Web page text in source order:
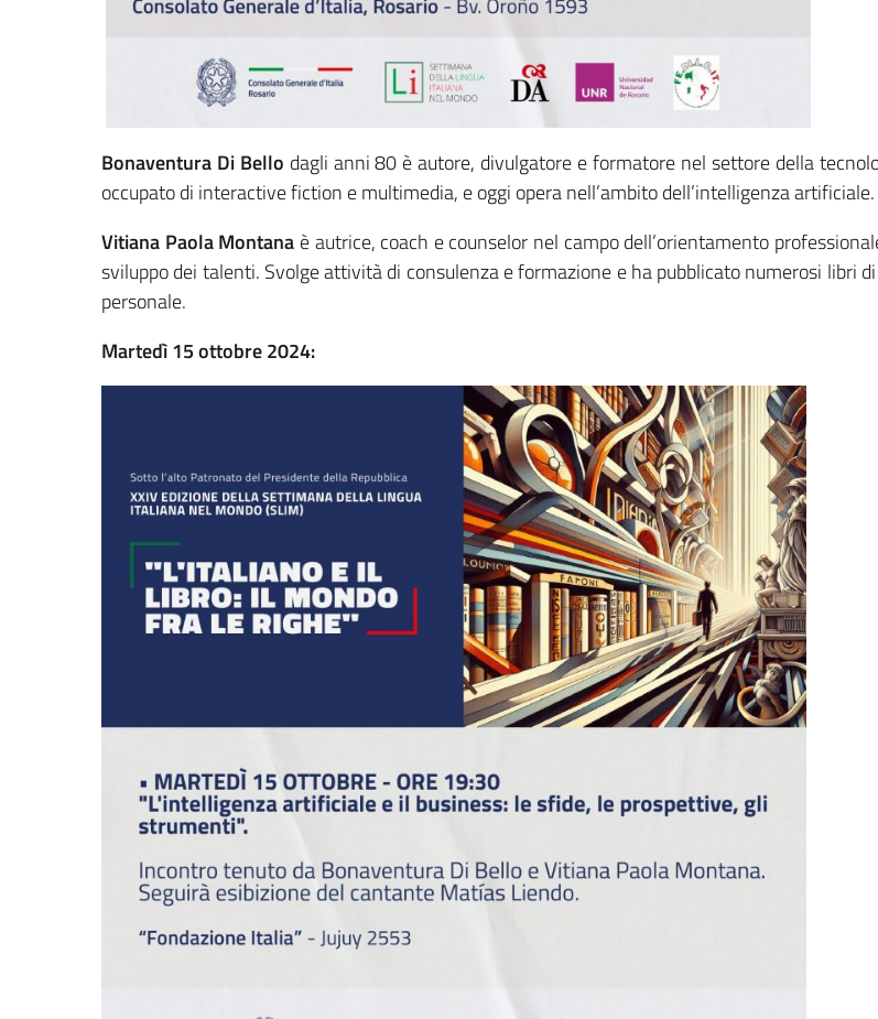
Bonaventura Di Bello dagli anni 80 è autore, divulgatore e formatore nel settore della
occupato di interactive fiction e multimedia, e oggi opera nell’ambito dell’intelligenza artificiale.
Vitiana Paola Montana è autrice, coach e counselor nel campo dell’orientamento
sviluppo dei talenti. Svolge attività di consulenza e formazione e ha pubblicato numerosi libri
personale.
Martedì 15 ottobre 2024: